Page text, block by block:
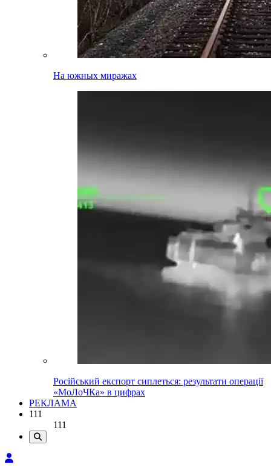
На южных миражах
Російський експорт сиплеться: результати операції
«МоЛоЧКа» в цифрах
РЕКЛАМА
111
111